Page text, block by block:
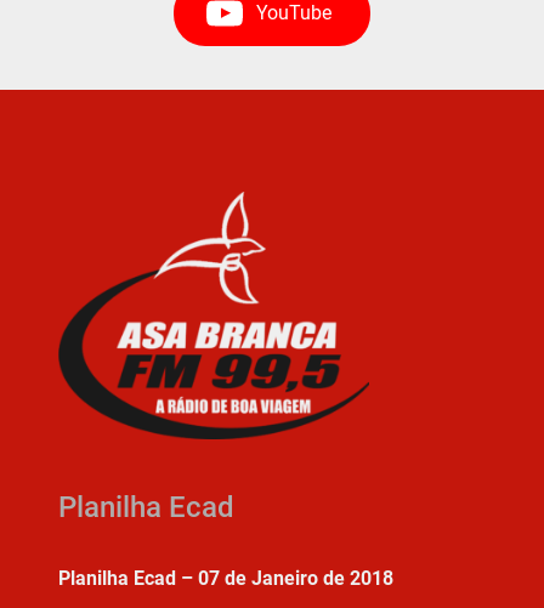
YouTube
Planilha Ecad
Planilha Ecad – 07 de Janeiro de 2018